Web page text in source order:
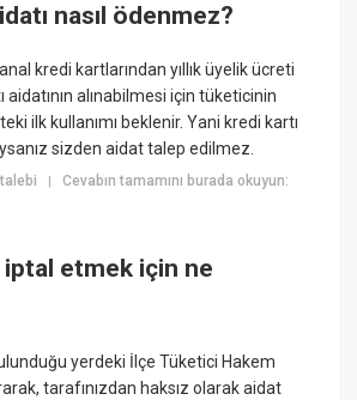
nasıl ödenmez?
kredi kartlarından yıllık üyelik ücreti
aidatının alınabilmesi için tüketicinin
ilk kullanımı beklenir. Yani kredi kartı
sizden aidat talep edilmez.
|Cevabın tamamını burada okuyun:
iptal etmek için ne
yerdeki İlçe Tüketici Hakem
tarafınızdan haksız olarak aidat